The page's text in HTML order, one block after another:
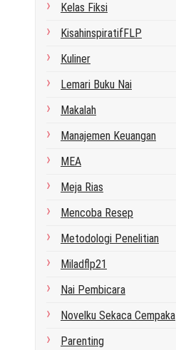
Kelas Fiksi
KisahinspiratifFLP
Kuliner
Lemari Buku Nai
Makalah
Manajemen Keuangan
MEA
Meja Rias
Mencoba Resep
Metodologi Penelitian
Miladflp21
Nai Pembicara
Novelku Sekaca Cempaka
Parenting